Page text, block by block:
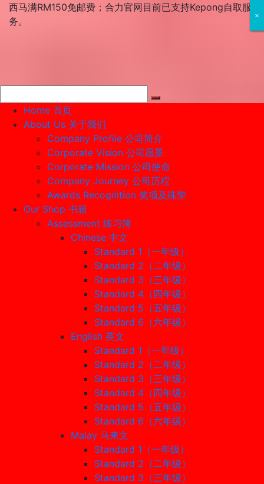
Skip西马满RM150免邮费；合力官网目前已支持Kepong自取服
务。
Home 首页
About Us 关于我们
Company Profile 公司简介
Corporate Vision 公司愿景
Corporate Mission 公司使命
Company Journey 公司历程
Awards Recognition 奖项及殊荣
Our Shop 书籍
Assessment 练习簿
Chinese 中文
Standard 1（一年级）
Standard 2（二年级）
Standard 3（三年级）
Standard 4（四年级）
Standard 5（五年级）
Standard 6（六年级）
English 英文
Standard 1（一年级）
Standard 2（二年级）
Standard 3（三年级）
Standard 4（四年级）
Standard 5（五年级）
Standard 6（六年级）
Malay 马来文
Standard 1（一年级）
Standard 2（二年级）
Standard 3（三年级）
×
×
×